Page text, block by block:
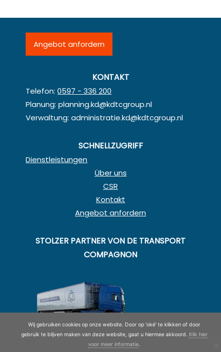
Angebot anfordern
KONTAKT
Telefon:0597 - 336 200
Planung:planning.kd@kdtcgroup.nl
Verwaltung:administratie.kd@kdtcgroup.nl
SCHNELLZUGRIFF
Dienstleistungen
Über uns
CSR
Kontakt
Angebot anfordern
STOLZER PARTNER VON DE TRANSPORT
COMPAGNON
Wij gebruiken cookies op onze website. Door op 'oké' te klikken of door
gebruik te blijven maken van deze website, gaat u hiermee akkoord. Klik hier
voor meer informatie.